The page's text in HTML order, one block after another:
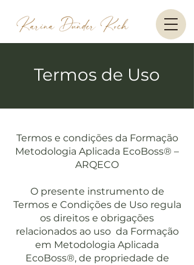
Termos de Uso
Termos e condições da Formação
Metodologia Aplicada EcoBoss® –
ARQECO
O presente instrumento de
Termos e Condições de Uso regula
os direitos e obrigações
relacionados ao uso da Formação
em Metodologia Aplicada
EcoBoss®, de propriedade de